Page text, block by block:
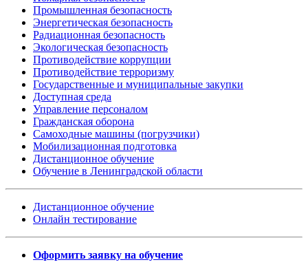
Промышленная безопасность
Энергетическая безопасность
Радиационная безопасность
Экологическая безопасность
Противодействие коррупции
Противодействие терроризму
Государственные и муниципальные закупки
Доступная среда
Управление персоналом
Гражданская оборона
Самоходные машины (погрузчики)
Мобилизационная подготовка
Дистанционное обучение
Обучение в Ленинградской области
Дистанционное обучение
Онлайн тестирование
Оформить заявку на обучение